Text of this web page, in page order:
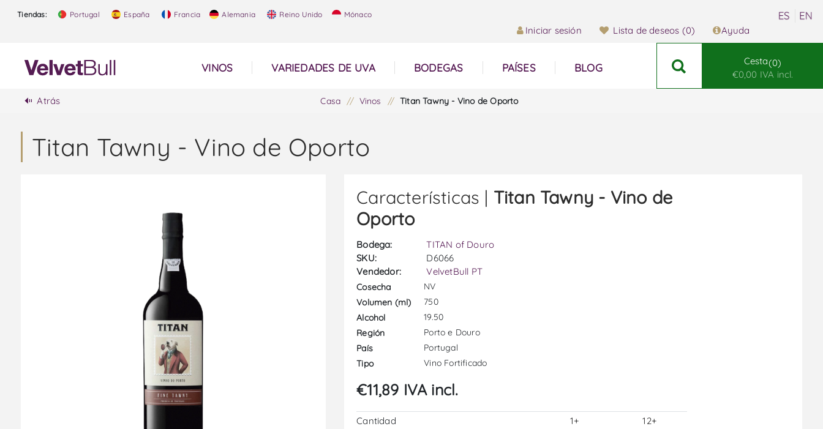
Tiendas: Portugal España Francia Alemania Reino Unido Mónaco
Iniciar sesión Lista de deseos (0) Ayuda
VINOS VARIEDADES DE UVA BODEGAS PAÍSES BLOG
Cesta 0
€0,00 IVA incl.
Atrás Casa / Vinos / Titan Tawny - Vino de Oporto
Titan Tawny - Vino de Oporto
Características | Titan Tawny - Vino de
Oporto
Bodega:
TITAN of Douro
SKU:
D6066
Vendedor:
VelvetBull PT
Cosecha
NV
Volumen (ml)
750
Alcohol
19.50
Región
Porto e Douro
País
Portugal
Tipo
Vino Fortificado
€11,89 IVA incl.
Cantidad 1+
12+